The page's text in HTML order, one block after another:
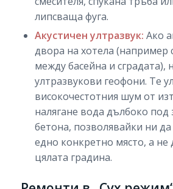
липсваща фуга.
Акустичен ултразвук: Ако
двора на хотела (например
между басейна и сградата),
ултразвукови геофони. Те
високочестотния шум от
налягане вода дълбоко под
бетона, позволявайки ни
едно конкретно място, а
цялата градина.